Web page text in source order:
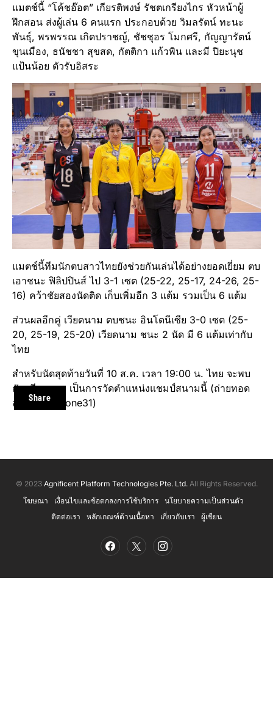
Share
แมตช์นี้ “โค้ชอ๊อต” เกียรติพงษ์ รัชตเกรียงไกร หัวหน้าผู้
ฝึกสอน ส่งผู้เล่น 6 คนแรก ประกอบด้วย วิมลรัตน์ ทะนะ
พันธุ์, พรพรรณ เกิดปราชญ์, ชัชชุอร โมกศรี, กัญญารัตน์
ขุนเมือง, ธนัชชา สุขสด, กัตติกา แก้วพิน และมี ปิยะนุช
แป้นน้อย ตัวรับอิสระ
แมตช์นี้ทีมนักตบสาวไทยยังช่วยกันเล่นได้อย่างยอดเยี่ยม ตบ
เอาชนะ ฟิลิปปินส์ ไป 3-1 เซต (25-22, 25-17, 24-26, 25-
16) คว้าชัยสองนัดติด เก็บเพิ่มอีก 3 แต้ม รวมเป็น 6 แต้ม
ส่วนผลอีกคู่ เวียดนาม ตบชนะ อินโดนีเซีย 3-0 เซต (25-
20, 25-19, 25-20) เวียดนาม ชนะ 2 นัด มี 6 แต้มเท่ากับ
ไทย
สำหรับนัดสุดท้ายวันที่ 10 ส.ค. เวลา 19:00 น. ไทย จะพบ
กับ เวียดนาม เป็นการวัดตำแหน่งแชมป์สนามนี้ (ถ่ายทอด
สดทาง ช่อง one31)
© 2023 Agnificent Platform Technologies Pte. Ltd. All Rights Reserved.
โฆษณา เงื่อนไขและข้อตกลงการใช้บริการ
นโยบายความเป็นส่วนตัว
ติดต่อเรา
หลักเกณฑ์ด้านเนื้อหา เกี่ยวกับเรา ผู้เขียน